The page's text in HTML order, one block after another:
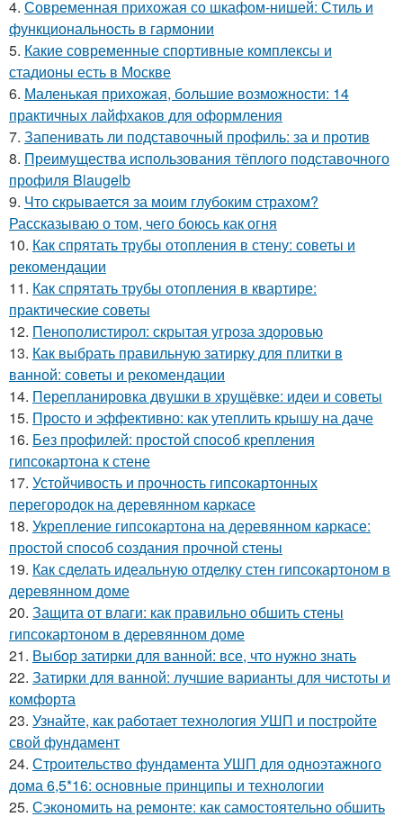
4. Современная прихожая со шкафом-нишей: Стиль и
функциональность в гармонии
5. Какие современные спортивные комплексы и
стадионы есть в Москве
6. Маленькая прихожая, большие возможности: 14
практичных лайфхаков для оформления
7. Запенивать ли подставочный профиль: за и против
8. Преимущества использования тёплого подставочного
профиля Blaugelb
9. Что скрывается за моим глубоким страхом?
Рассказываю о том, чего боюсь как огня
10. Как спрятать трубы отопления в стену: советы и
рекомендации
11. Как спрятать трубы отопления в квартире:
практические советы
12. Пенополистирол: скрытая угроза здоровью
13. Как выбрать правильную затирку для плитки в
ванной: советы и рекомендации
14. Перепланировка двушки в хрущёвке: идеи и советы
15. Просто и эффективно: как утеплить крышу на даче
16. Без профилей: простой способ крепления
гипсокартона к стене
17. Устойчивость и прочность гипсокартонных
перегородок на деревянном каркасе
18. Укрепление гипсокартона на деревянном каркасе:
простой способ создания прочной стены
19. Как сделать идеальную отделку стен гипсокартоном в
деревянном доме
20. Защита от влаги: как правильно обшить стены
гипсокартоном в деревянном доме
21. Выбор затирки для ванной: все, что нужно знать
22. Затирки для ванной: лучшие варианты для чистоты и
комфорта
23. Узнайте, как работает технология УШП и постройте
свой фундамент
24. Строительство фундамента УШП для одноэтажного
дома 6,5*16: основные принципы и технологии
25. Сэкономить на ремонте: как самостоятельно обшить